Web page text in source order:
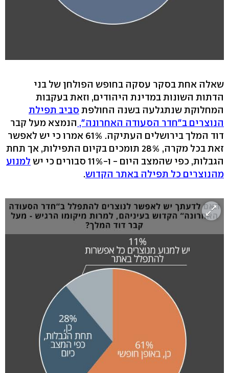
שאלה אחת בסקר עסקה בחופש הפולחן של בני
הדתות השונות במדינת היהודים, וזאת בעקבות
המחלוקת שנתגלעה בשנה החולפת סביב תפילת
הנוצרים ב"חדר הסעודה האחרונה", הנמצא מעל קבר
דוד המלך בירושלים העתיקה. 61% אמרו כי יש לאפשר
זאת בכל מקרה, 28% תומכים בקיום התפילות, אך תחת
הגבלות, כפי שהמצב היום - ו-11% סבורים כי יש
למנוע
מהנוצרים כל תפילה באתר הקדוש.